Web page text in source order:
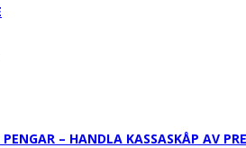
PENGAR – HANDLA KASSASKÅP AV